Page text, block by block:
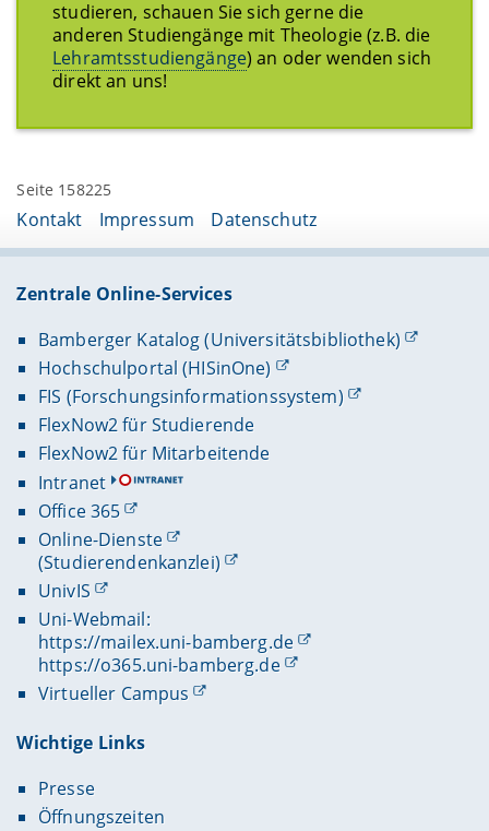
Erarbeitung eines bestimmten (meist im
Vergleich zur Vorlesung thematisch
eingeschränkten) Fachgebietes, und zwar unter
Zuhilfenahme und Einübung konkreter
möglichst selbstständig am Lerngegenstand
Bei beiden Veranstaltungsarten sind auf
unterschiedliche Weise Vor- und Nachbereitung
von Studierenenseite wichtig.
Informationen des Instituts für Katholische
Theologie
« (auch »Meta-VC-Kurs« genannt), zu
dem Sie sich selbstständig eintragen können, um
in der Katholischen Theologie auf dem Laufenden
studieren, schauen Sie sich gerne die
anderen Studiengänge mit Theologie (z.B. die
Lehramtsstudiengänge) an oder wenden sich
direkt an uns!
Seite 158225
Kontakt Impressum Datenschutz
Zentrale Online-Services
Bamberger Katalog (Universitätsbibliothek)
Hochschulportal (HISinOne)
FIS (Forschungsinformationssystem)
FlexNow2 für Studierende
FlexNow2 für Mitarbeitende
Intranet
Office 365
Online-Dienste
(Studierendenkanzlei)
UnivIS
Uni-Webmail:
https://mailex.uni-bamberg.de
https://o365.uni-bamberg.de
Virtueller Campus
Wichtige Links
Presse
Öffnungszeiten